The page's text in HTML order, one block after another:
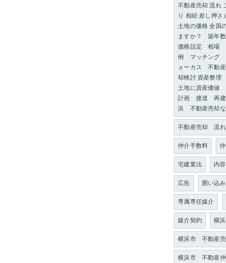
不動産売却 流れ
り 相続 差し押
土地の価格 全国
ますか？ 築年
価格設定 相場
例 マッチング
ォーカス 不動
却検討 資産整
土地に資産価
計画 接道 再
浜 不動産売却
不動産売却 流れ
仲介手数料
宅建業法
内容
広告
囲い込み
専属専任媒介
媒介契約
横
横浜市 不動産
横浜市 不動産